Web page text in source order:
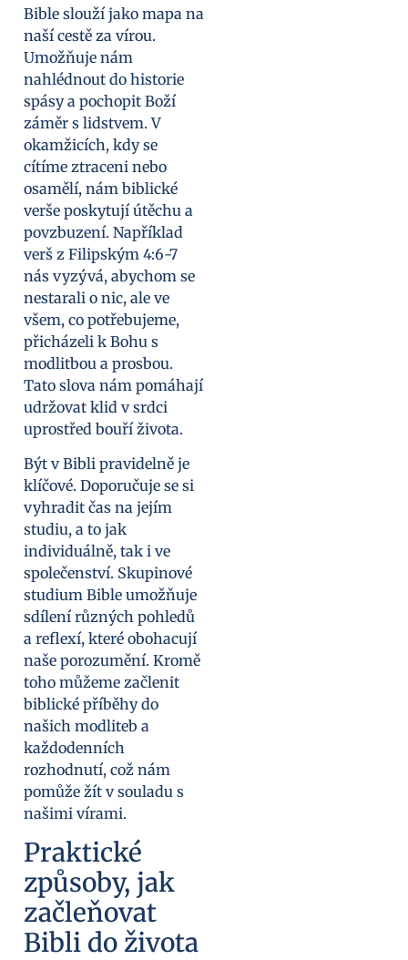
Bible slouží jako mapa na
naší cestě za vírou.
Umožňuje nám
nahlédnout do historie
spásy a pochopit Boží
záměr s lidstvem. V
okamžicích, kdy se
cítíme ztraceni nebo
osamělí, nám biblické
verše poskytují útěchu a
povzbuzení. Například
verš z Filipským 4:6-7
nás vyzývá, abychom se
nestarali o nic, ale ve
všem, co potřebujeme,
přicházeli k Bohu s
modlitbou a prosbou.
Tato slova nám pomáhají
udržovat klid v srdci
uprostřed bouří života.
Být v Bibli pravidelně je
klíčové. Doporučuje se si
vyhradit čas na jejím
studiu, a to jak
individuálně, tak i ve
společenství. Skupinové
studium Bible umožňuje
sdílení různých pohledů
a reflexí, které obohacují
naše porozumění. Kromě
toho můžeme začlenit
biblické příběhy do
našich modliteb a
každodenních
rozhodnutí, což nám
pomůže žít v souladu s
našimi vírami.
Praktické
způsoby, jak
začleňovat
Bibli do života